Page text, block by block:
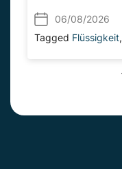
06/08/2026
Tagged Flüssigkeit,